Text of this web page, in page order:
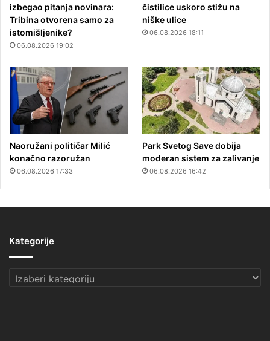
izbegao pitanja novinara:
Tribina otvorena samo za
istomišljenike?
06.08.2026 19:02
čistilice uskoro stižu na
niške ulice
06.08.2026 18:11
Naoružani političar Milić
konačno razoružan
06.08.2026 17:33
Park Svetog Save dobija
moderan sistem za zalivanje
06.08.2026 16:42
Kategorije
Kategorije